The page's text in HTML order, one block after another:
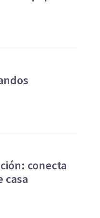
conecta
casa